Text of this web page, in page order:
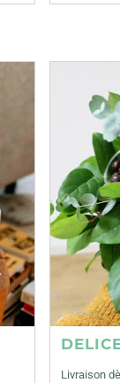
Livraison